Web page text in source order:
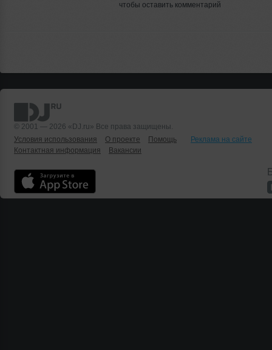
чтобы оставить комментарий
© 2001 — 2026 «DJ.ru» Все права защищены.
Условия использования
О проекте Помощь
Реклама на сайте
Контактная информация
Вакансии